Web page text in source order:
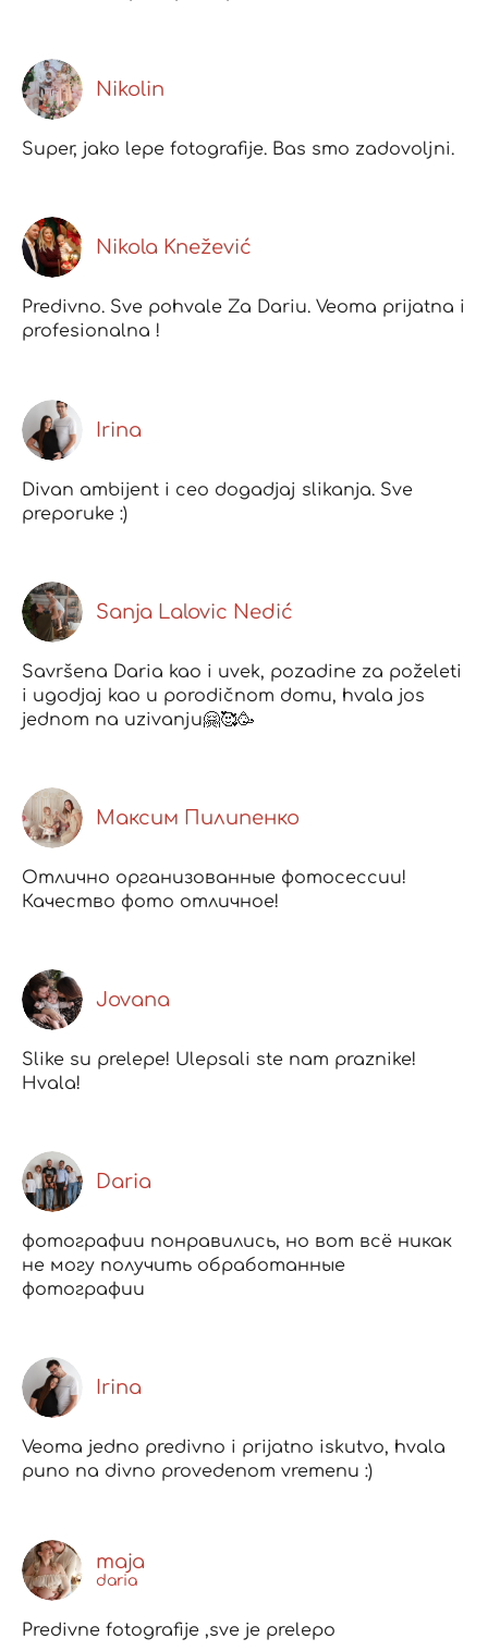
Nikolin
Super, jako lepe fotografije. Bas smo zadovoljni.
Nikola Knežević
Predivno. Sve pohvale Za Dariu. Veoma prijatna i
profesionalna !
Irina
Divan ambijent i ceo dogadjaj slikanja. Sve
preporuke :)
Sanja Lalovic Nedić
Savršena Daria kao i uvek, pozadine za poželeti
i ugodjaj kao u porodičnom domu, hvala jos
jednom na uzivanju🤗🥰🥳
Максим Пилипенко
Отлично организованные фотосессии!
Качество фото отличное!
Jovana
Slike su prelepe! Ulepsali ste nam praznike!
Hvala!
Daria
фотографии понравились, но вот всё никак
не могу получить обработанные
фотографии
Irina
Veoma jedno predivno i prijatno iskutvo, hvala
puno na divno provedenom vremenu :)
maja
daria
Predivne fotografije ,sve je prelepo